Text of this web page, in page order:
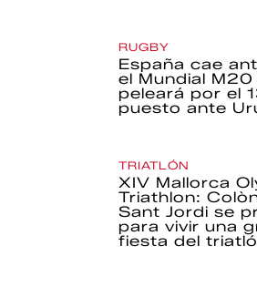
RUGBY
España cae
el Mundial M20
peleará por el
puesto ante
TRIATLÓN
XIV Mallorca
Triathlon:
Sant Jordi se
para vivir una
fiesta del